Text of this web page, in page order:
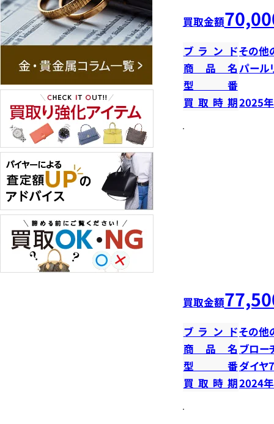
買取金額
ブランドその他
商品名 パール
型番
買取時期2025
買取金額
ブランドその他
商品名 ブロー
型番ダイヤ
買取時期2024